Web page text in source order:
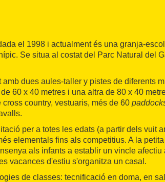
el 1998 i actualment és una granja-
Se situa al costat del Parc Natural del
dues aules-taller y pistes de diferents
60 x 40 metres i una altra de 80 x 40
country, vestuaris, més de 60
per a totes les edats (a partir dels vuit
elementals fins als competitius. A la
als infants a establir un vincle afectiu
vacances d'estiu s'organitza un casal.
de classes: tecnificació en doma, en